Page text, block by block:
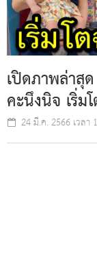
เปิดภาพล่าสุ
คะนึงนิจ เริ่ม
24 มี.ค. 2566 เวลา